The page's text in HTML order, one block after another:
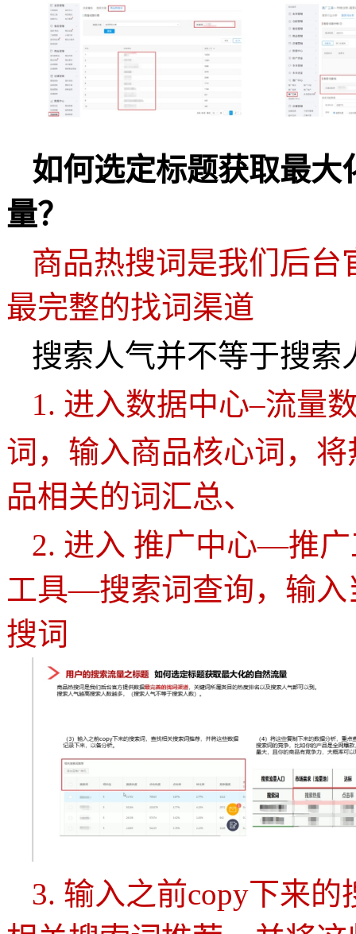
如何选定标题获取最大
量？
商品热搜词是我们后台
最完整的找词渠道
搜索人气并不等于搜索
1. 进入数据中心–流量
词，输入商品核心词，
品相关的词汇总、
2. 进入 推广中心—推广
工具—搜索词查询，输入
搜词
3. 输入之前copy下来的